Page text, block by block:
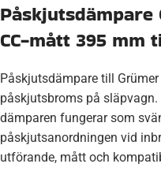
Påskjutsdämpare
CC-mått 395 mm
Påskjutsdämpare till
påskjutsbroms på
dämparen fungerar som
påskjutsanordningen vid
utförande, mått och